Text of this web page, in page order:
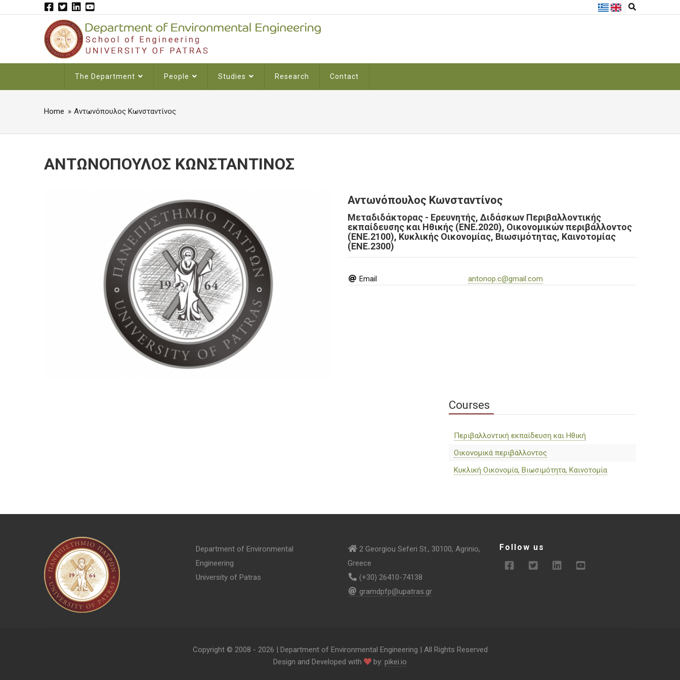
MAIN
NAVIGATION
The Department People Studies Research Contact
BREADCRUMB
Home Αντωνόπουλος Κωνσταντίνος
ΑΝΤΩΝΟΠΟΥΛΟΣ ΚΩΝΣΤΑΝΤΙΝΟΣ
Αντωνόπουλος Κωνσταντίνος
Μεταδιδάκτορας - Ερευνητής, Διδάσκων Περιβαλλοντικής
εκπαίδευσης και Ηθικής (ΕΝΕ.2020), Οικονομικών περιβάλλοντος
(ΕΝΕ.2100), Κυκλικής Οικονομίας, Βιωσιμότητας, Καινοτομίας
(ΕΝΕ.2300)
Email antonop.c@gmail.com
Courses
Περιβαλλοντική εκπαίδευση και Ηθική
Οικονομικά περιβάλλοντος
Κυκλική Οικονομία, Βιωσιμότητα, Καινοτομία
Department of Environmental
Engineering
University of Patras
2 Georgiou Seferi St., 30100, Agrinio,
Greece
(+30) 26410-74138
gramdpfp@upatras.gr
Follow us
Copyright © 2008 - 2026 | Department of Environmental Engineering | All Rights Reserved
Design and Developed with
by: pikei.io